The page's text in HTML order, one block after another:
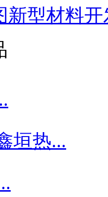
新型材料
垣热...